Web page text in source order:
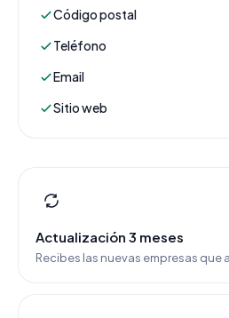
Código postal
Teléfono
Email
Sitio web
Actualización 3 meses
Recibes las nuevas empresas que